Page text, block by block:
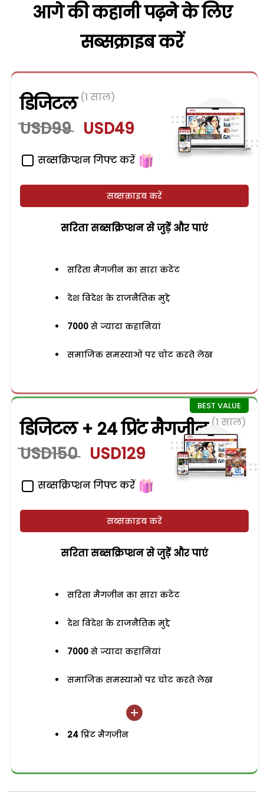
आगे की कहानी पढ़ने के लिए
सब्सक्राइब करें
डिजिटल (1 साल)
USD99 USD49
सब्सक्रिप्शन गिफ्ट करें
सब्सक्राइब करें
सरिता सब्सक्रिप्शन से जुड़ेें और पाएं
सरिता मैगजीन का सारा कंटेंट
देश विदेश के राजनैतिक मुद्दे
7000 से ज्यादा कहानियां
समाजिक समस्याओं पर चोट करते लेख
डिजिटल + 24 प्रिंट मैगजीन (1 साल)
USD150 USD129
सब्सक्रिप्शन गिफ्ट करें
सब्सक्राइब करें
सरिता सब्सक्रिप्शन से जुड़ेें और पाएं
सरिता मैगजीन का सारा कंटेंट
देश विदेश के राजनैतिक मुद्दे
7000 से ज्यादा कहानियां
समाजिक समस्याओं पर चोट करते लेख
24 प्रिंट मैगजीन